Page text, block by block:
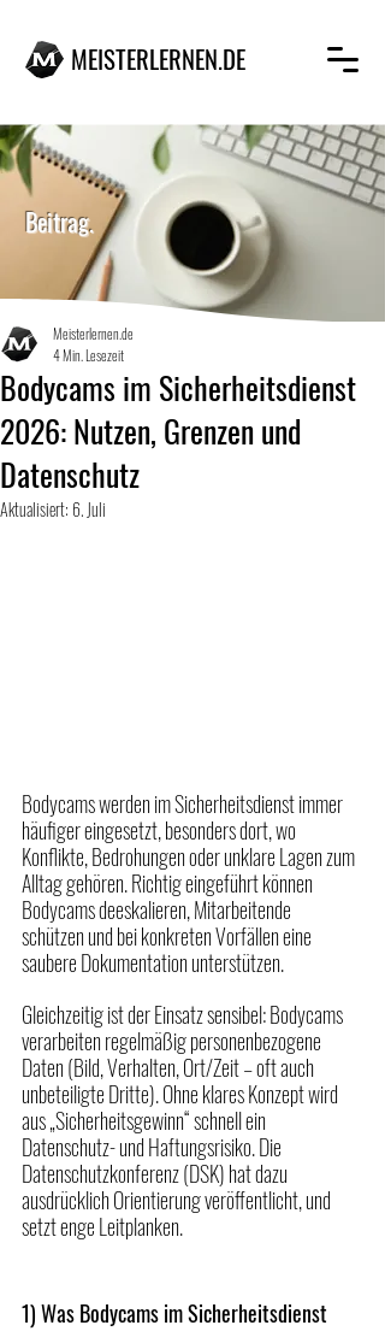
MEISTERLERNEN.DE
MEISTERLERNEN.DE
Beitrag.
Bodycams im Sicherheitsdienst
2026: Nutzen, Grenzen und
Datenschutz
Meisterlernen.de
4 Min. Lesezeit
Aktualisiert: 6. Juli
Bodycams werden im Sicherheitsdienst immer
häufiger eingesetzt, besonders dort, wo
Konflikte, Bedrohungen oder unklare Lagen zum
Alltag gehören. Richtig eingeführt können
Bodycams deeskalieren, Mitarbeitende
schützen und bei konkreten Vorfällen eine
saubere Dokumentation unterstützen.
Gleichzeitig ist der Einsatz sensibel: Bodycams
verarbeiten regelmäßig personenbezogene
Daten (Bild, Verhalten, Ort/Zeit – oft auch
unbeteiligte Dritte). Ohne klares Konzept wird
aus „Sicherheitsgewinn“ schnell ein
Datenschutz- und Haftungsrisiko. Die
Datenschutzkonferenz (DSK) hat dazu
ausdrücklich Orientierung veröffentlicht, und
setzt enge Leitplanken.
1) Was Bodycams im Sicherheitsdienst